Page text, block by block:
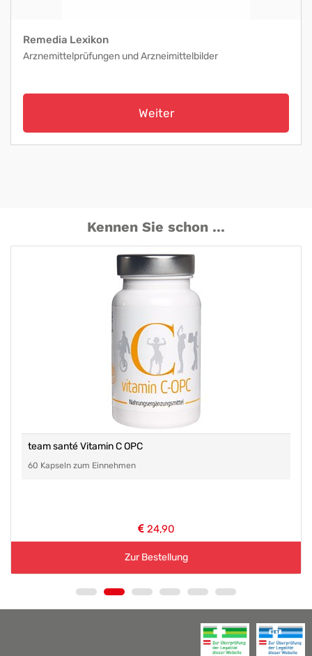
Remedia Lexikon
Arznemittelprüfungen und Arzneimittelbilder
Weiter
Kennen Sie schon ...
team santé Vitamin C OPC
60 Kapseln zum Einnehmen
24,90
Zur Bestellung